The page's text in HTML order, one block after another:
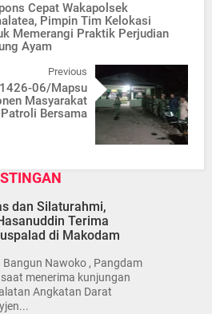
Cepat Wakapolsek
Pimpin Tim Kelokasi
Memerangi Praktik Perjudian
Ayam
Previous
06/Mapsu
Masyarakat
Patroli Bersama
dan Silaturahmi,
Terima
di Makodam
Bangun Nawoko , Pangdam
menerima kunjungan
Angkatan Darat